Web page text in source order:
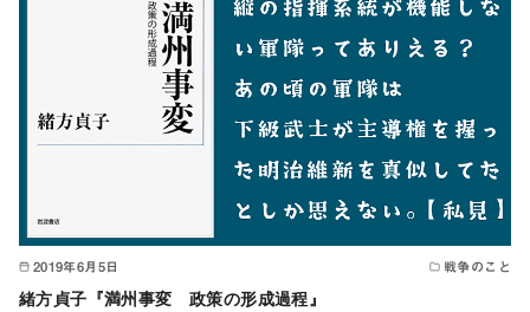
2019年6月5日 戦争のこと
緒方貞子『満州事変 政策の形成過程』